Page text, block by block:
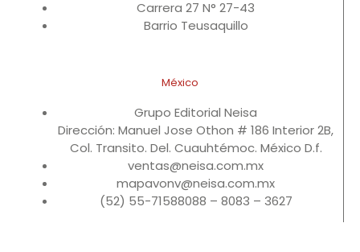
Carrera 27 N° 27-43
Barrio Teusaquillo
México
Grupo Editorial Neisa
Dirección: Manuel Jose Othon # 186 Interior 2B,
Col. Transito. Del. Cuauhtémoc. México D.f.
ventas@neisa.com.mx
mapavonv@neisa.com.mx
(52) 55-71588088 – 8083 – 3627